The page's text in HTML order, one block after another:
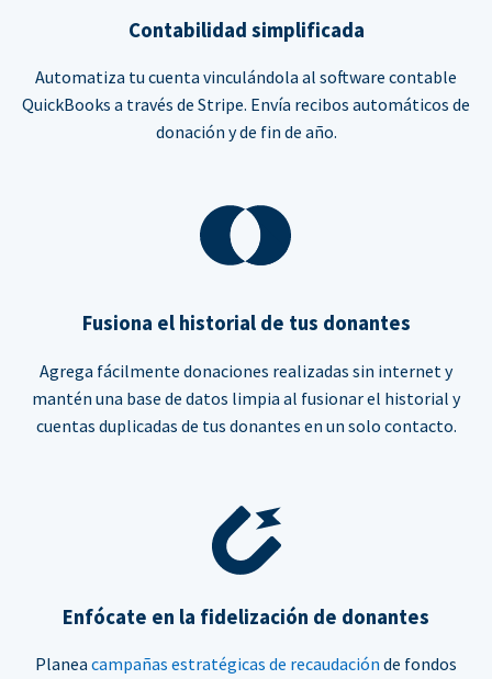
Contabilidad simplificada
Automatiza tu cuenta vinculándola al software contable
QuickBooks a través de Stripe. Envía recibos automáticos de
donación y de fin de año.
Fusiona el historial de tus donantes
Agrega fácilmente donaciones realizadas sin internet y
mantén una base de datos limpia al fusionar el historial y
cuentas duplicadas de tus donantes en un solo contacto.
Enfócate en la fidelización de donantes
Planea campañas estratégicas de recaudación de fondos